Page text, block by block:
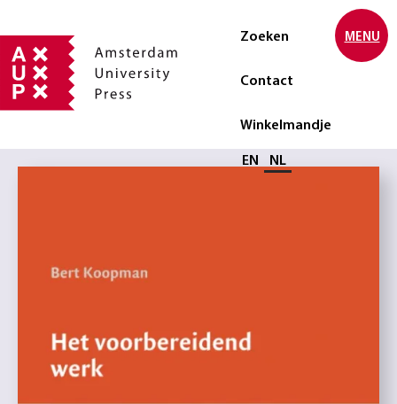
Zoeken
Contact
Winkelmandje
Selecteer taal
EN NL
MENU